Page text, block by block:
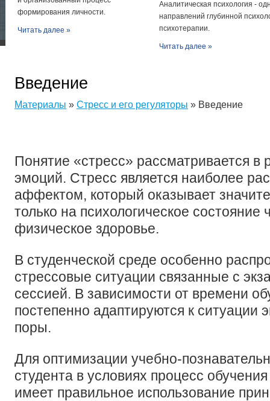
формирования личности.
Читать далее »
Аналитическая психология -
направлений глубинной
психотерапии.
Читать далее »
Введение
Материалы » Стресс и его регуляторы » Введение
Понятие «стресс» рассматривается в
эмоций. Стресс является наиболее
аффектом, который оказывает
только на психологическое состояние
физическое здоровье.
В студенческой среде особенно
стрессовые ситуации связанные с
сессией. В зависимости от времени
постепенно адаптируются к ситуации
поры.
Для оптимизации учебно-
студента в условиях процесс
имеет правильное использование